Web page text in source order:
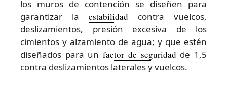
los muros de contención se diseñen para
garantizar la estabilidad contra vuelcos,
deslizamientos, presión excesiva de los
cimientos y alzamiento de agua; y que estén
diseñados para unfactor de seguridad de 1,5
contra deslizamientos laterales y vuelcos.